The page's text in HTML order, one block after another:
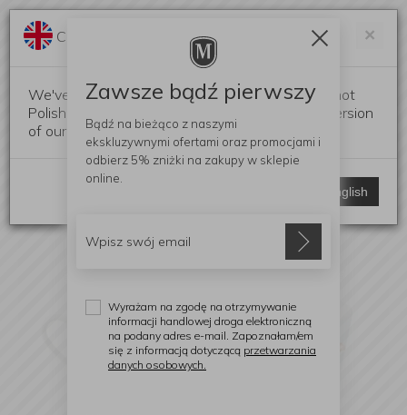
×
Change language?
We've detected that your browser language is not
Polish. Would you like to switch to the English version
of our website?
Switch to English
Zawsze bądź pierwszy
Bądź na bieżąco z naszymi
ekskluzywnymi ofertami oraz promocjami i
odbierz 5% zniżki na zakupy w sklepie
online.
Wyrażam na zgodę na otrzymywanie
informacji handlowej droga elektroniczną
na podany adres e-mail. Zapoznałam/em
się z informacją dotyczącą przetwarzania
danych osobowych.